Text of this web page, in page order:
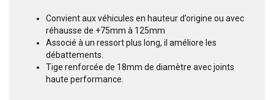
Convient aux véhicules en hauteur d’origine ou avec
réhausse de +75mm à 125mm
Associé à un ressort plus long, il améliore les
débattements.
Tige renforcée de 18mm de diamètre avec joints
haute performance.